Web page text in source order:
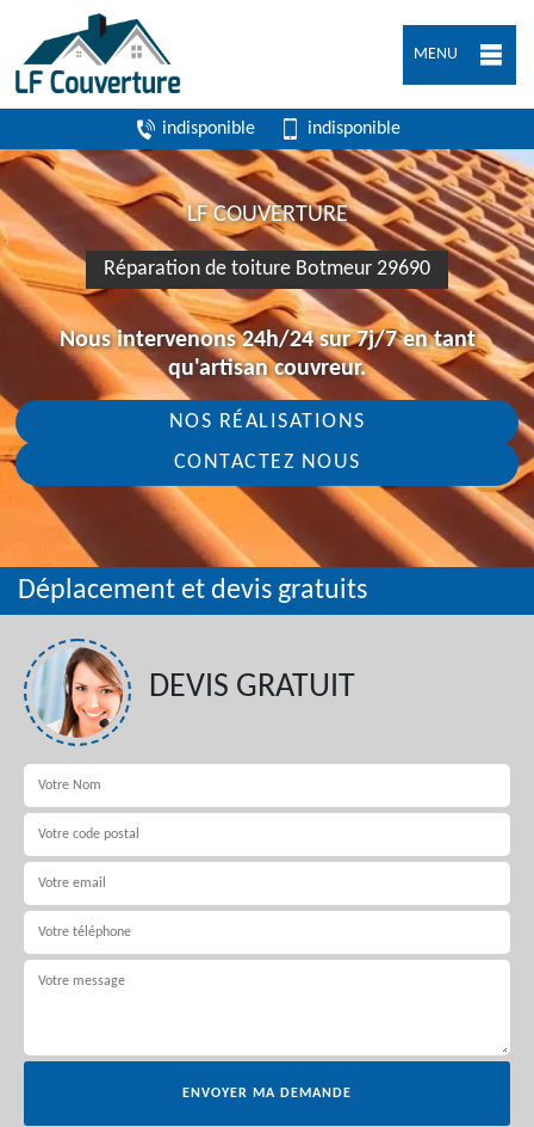
MENU
indisponible indisponible
LF COUVERTURE
Réparation de toiture Botmeur 29690
Nous intervenons 24h/24 sur 7j/7 en tant
qu'artisan couvreur.
NOS RÉALISATIONS
CONTACTEZ NOUS
Déplacement et devis gratuits
DEVIS GRATUIT